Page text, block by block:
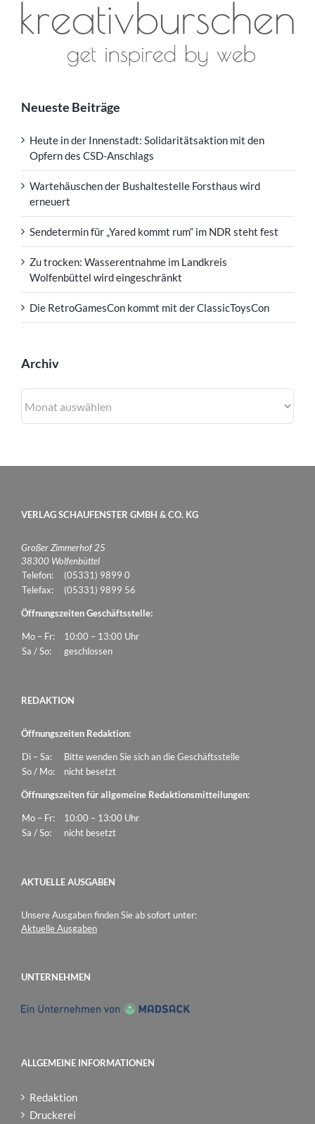
Neueste Beiträge
Heute in der Innenstadt: Solidaritätsaktion mit den
Opfern des CSD-Anschlags
Wartehäuschen der Bushaltestelle Forsthaus wird
erneuert
Sendetermin für „Yared kommt rum“ im NDR steht fest
Zu trocken: Wasserentnahme im Landkreis
Wolfenbüttel wird eingeschränkt
Die RetroGamesCon kommt mit der ClassicToysCon
Archiv
VERLAG SCHAUFENSTER GMBH & CO. KG
Großer Zimmerhof 25
38300 Wolfenbüttel
Telefon:
(05331) 9899 0
Telefax:
(05331) 9899 56
Öffnungszeiten Geschäftsstelle:
Mo – Fr:
10:00 – 13:00 Uhr
Sa / So:
geschlossen
REDAKTION
Öffnungszeiten Redaktion:
Di – Sa:
Bitte wenden Sie sich an die Geschäftsstelle
So / Mo:
nicht besetzt
Öffnungszeiten für allgemeine Redaktionsmitteilungen:
Mo – Fr:
10:00 – 13:00 Uhr
Sa / So:
nicht besetzt
AKTUELLE AUSGABEN
Unsere Ausgaben finden Sie ab sofort unter:
Aktuelle Ausgaben
UNTERNEHMEN
ALLGEMEINE INFORMATIONEN
Redaktion
Druckerei